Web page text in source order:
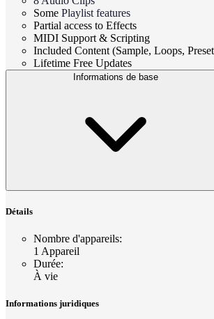
Some Playlist features
Partial access to Effects
MIDI Support & Scripting
Included Content (Sample, Loops,
Lifetime Free Updates
Informations de base
Détails
Nombre d'appareils:
1 Appareil
Durée:
À vie
Informations juridiques